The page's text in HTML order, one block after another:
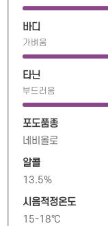
바디
가벼움
타닌
부드러움
포도품종
네비올로
알콜
13.5%
시음적정온도
15-18℃